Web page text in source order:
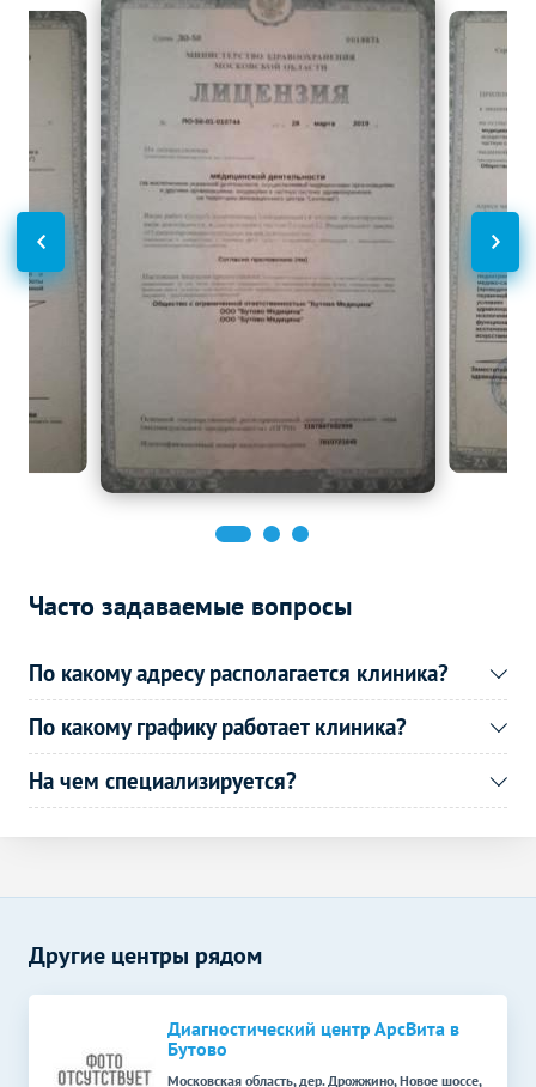
триместр
УЗИ при беременности 2
триместр
2500р.
УЗИ отдельных органов,
конечностей, зон, отделов
тела
С контрастом
Эхокардиография (УЗИ
сердца)
2500 р.
Дуплексное сканирование
сосудов Без контраста С контрастом
УЗИ вен верхних
конечностей (дуплексное)
УЗИ артерий верхних
конечностей (дуплексное)
3000р. -
УЗИ вен нижних
конечностей (дуплексное)
р. -
УЗИ сосудов шеи
Функциональная
диагностика
Кардиотокография (КТГ) 1500р.
-
Суточное
3000р. -
дозированной
1800р. -
Электрокардиография
Эндоскопические методы Без контраста С контрастом
Часто задаваемые вопросы
По какому адресу располагается клиника?
По какому графику работает клиника?
На чем специализируется?
Другие центры рядом
Диагностический центр АрсВита в
Бутово
Московская область, дер. Дрожжино, Новое шоссе,